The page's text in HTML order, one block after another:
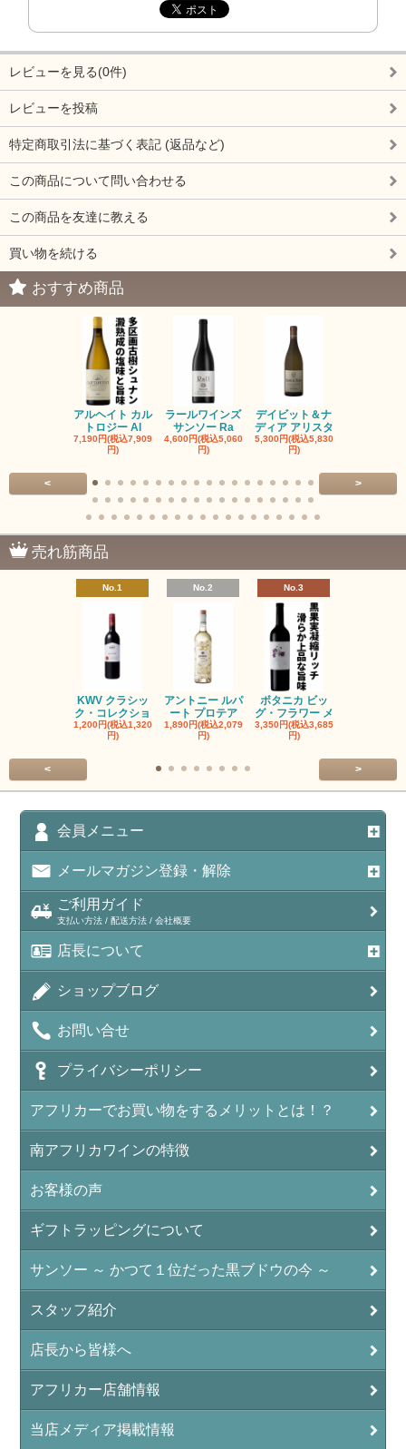
レビューを見る(0件)
レビューを投稿
特定商取引法に基づく表記 (返品など)
この商品について問い合わせる
この商品を友達に教える
買い物を続ける
おすすめ商品
アルヘイト カル
トロジー Al
7,190円(税込7,909
円)
ラールワインズ
サンソー Ra
4,600円(税込5,060
円)
デイビット＆ナ
ディア アリスタ
5,300円(税込5,830
円)
< >
売れ筋商品
No.1
KWV クラシッ
ク・コレクショ
1,200円(税込1,320
円)
No.2
アントニー ルパ
ート プロテア
1,890円(税込2,079
円)
No.3
ボタニカ ビッ
グ・フラワー メ
3,350円(税込3,685
円)
< >
会員メニュー
メールマガジン登録・解除
ご利用ガイド
支払い方法 / 配送方法 / 会社概要
店長について
ショップブログ
お問い合せ
プライバシーポリシー
アフリカーでお買い物をするメリットとは！？
南アフリカワインの特徴
お客様の声
ギフトラッピングについて
サンソー ～ かつて１位だった黒ブドウの今 ～
スタッフ紹介
店長から皆様へ
アフリカー店舗情報
当店メディア掲載情報